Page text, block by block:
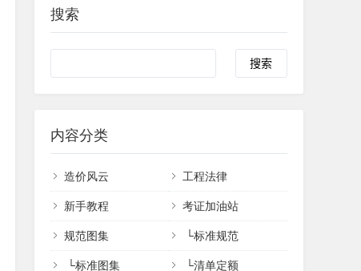
搜索
内容分类
造价风云 工程法律
新手教程 考证加油站
规范图集 └标准规范
└标准图集 └清单定额